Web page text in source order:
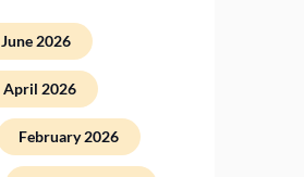
June 2026
April 2026
February 2026